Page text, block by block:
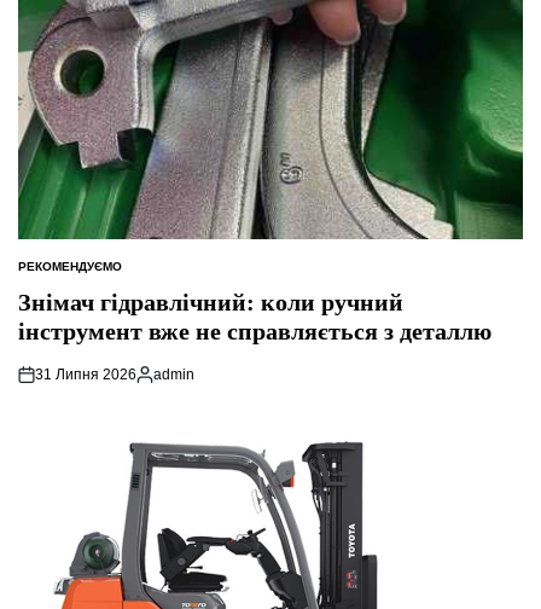
ОПУБЛІКУВАТИ
РЕКОМЕНДУЄМО
Знімач гідравлічний: коли ручний
інструмент вже не справляється з деталлю
31 Липня 2026
Опубліковано
admin